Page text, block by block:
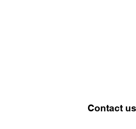
Contact us